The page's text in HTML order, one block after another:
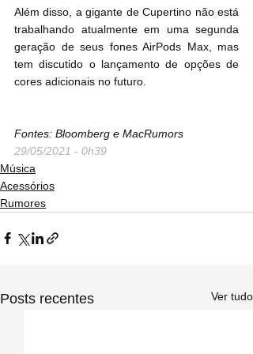
Além disso, a gigante de Cupertino não está
trabalhando atualmente em uma segunda
geração de seus fones AirPods Max, mas
tem discutido o lançamento de opções de
cores adicionais no futuro.
Fontes: Bloomberg e MacRumors
29/05/2021 - 0h39
Música
Acessórios
Rumores
Posts recentes Ver tudo